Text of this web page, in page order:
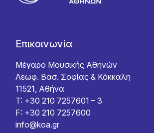
Επικοινωνία
Μέγαρο Μουσικής Αθηνών
Λεωφ. Βασ. Σοφίας & Κόκκαλη
11521, Αθήνα
T: +30 210 7257601 – 3
F: +30 210 7257600
info@koa.gr